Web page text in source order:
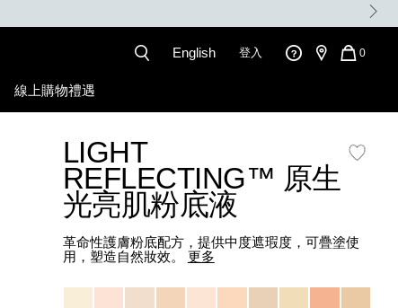
English 登入
CART
0
線上購物禮遇
LIGHT
REFLECTING™ 原生
光亮肌粉底液
革命性護膚粉底配方，提供中度遮瑕度，可疊塗使
用，塑造自然妝效。 更多
Variations